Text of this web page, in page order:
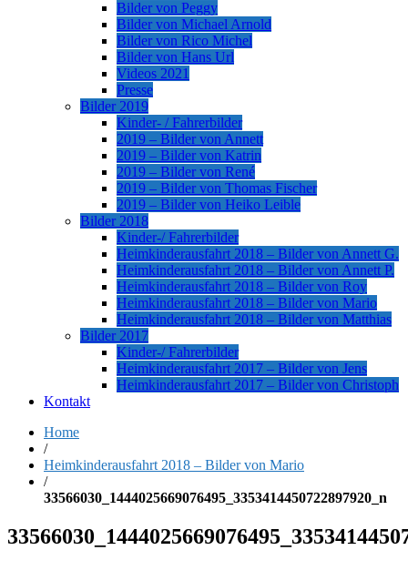
Bilder von Peggy
Bilder von Michael Arnold
Bilder von Rico Michel
Bilder von Hans Url
Videos 2021
Presse
Bilder 2019
Kinder- / Fahrerbilder
2019 – Bilder von Annett
2019 – Bilder von Katrin
2019 – Bilder von René
2019 – Bilder von Thomas Fischer
2019 – Bilder von Heiko Leible
Bilder 2018
Kinder-/ Fahrerbilder
Heimkinderausfahrt 2018 – Bilder von Annett G.
Heimkinderausfahrt 2018 – Bilder von Annett P.
Heimkinderausfahrt 2018 – Bilder von Roy
Heimkinderausfahrt 2018 – Bilder von Mario
Heimkinderausfahrt 2018 – Bilder von Matthias
Bilder 2017
Kinder-/ Fahrerbilder
Heimkinderausfahrt 2017 – Bilder von Jens
Heimkinderausfahrt 2017 – Bilder von Christoph
Kontakt
Home
/
Heimkinderausfahrt 2018 – Bilder von Mario
/
33566030_1444025669076495_3353414450722897920_n